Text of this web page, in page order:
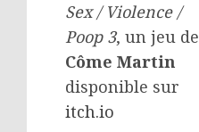
Sex / Violence /
Poop 3, un jeu de
Côme Martin
disponible sur
itch.io